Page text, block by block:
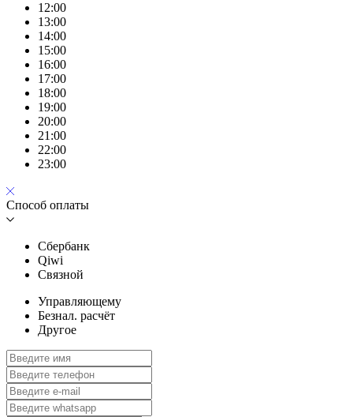
12:00
13:00
14:00
15:00
16:00
17:00
18:00
19:00
20:00
21:00
22:00
23:00
Способ оплаты
Сбербанк
Qiwi
Связной
Управляющему
Безнал. расчёт
Другое